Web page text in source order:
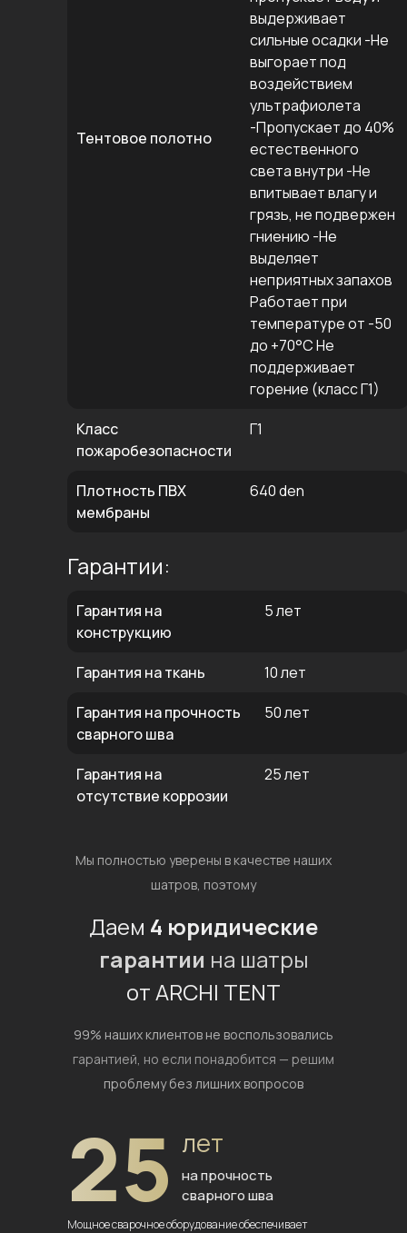
Тентовое полотно
выдерживает
сильные осадки -Не
выгорает под
воздействием
ультрафиолета
-Пропускает до 40%
естественного
света внутри -Не
впитывает влагу и
грязь, не подвержен
гниению -Не
выделяет
неприятных запахов
Работает при
температуре от -50
до +70°C Не
поддерживает
горение (класс Г1)
Класс
пожаробезопасности
Г1
Плотность ПВХ
мембраны
640 den
Гарантии:
Гарантия на
конструкцию
5 лет
Гарантия на ткань
10 лет
Гарантия на прочность
сварного шва
50 лет
Гарантия на
отсутствие коррозии
25 лет
Мы полностью уверены в качестве наших
шатров, поэтому
Даем 4 юридические
гарантии на шатры
от ARCHI TENT
99% наших клиентов не воспользовались
гарантией, но если понадобится — решим
проблему без лишних вопросов
25 лет
на прочность
сварного шва
Мощное сварочное оборудованиеобеспечивает